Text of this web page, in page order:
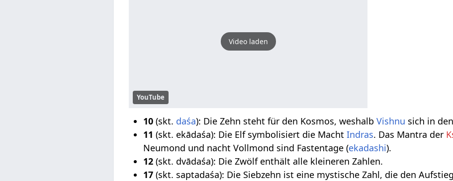
Video laden
YouTube
10 (skt. daśa): Die Zehn steht für den Kosmos, weshalbVishnu sich in
11 (skt. ekādaśa): Die Elf symbolisiert die MachtIndras. Das Mantra der
Neumond und nacht Vollmond sind Fastentage (ekadashi).
12 (skt. dvādaśa): Die Zwölf enthält alle kleineren Zahlen.
17 (skt. saptadaśa): Die Siebzehn ist eine mystische Zahl, die den